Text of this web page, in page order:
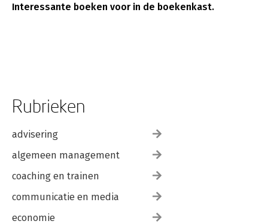
Interessante boeken voor in de boekenkast.
Rubrieken
advisering
algemeen management
coaching en trainen
communicatie en media
economie